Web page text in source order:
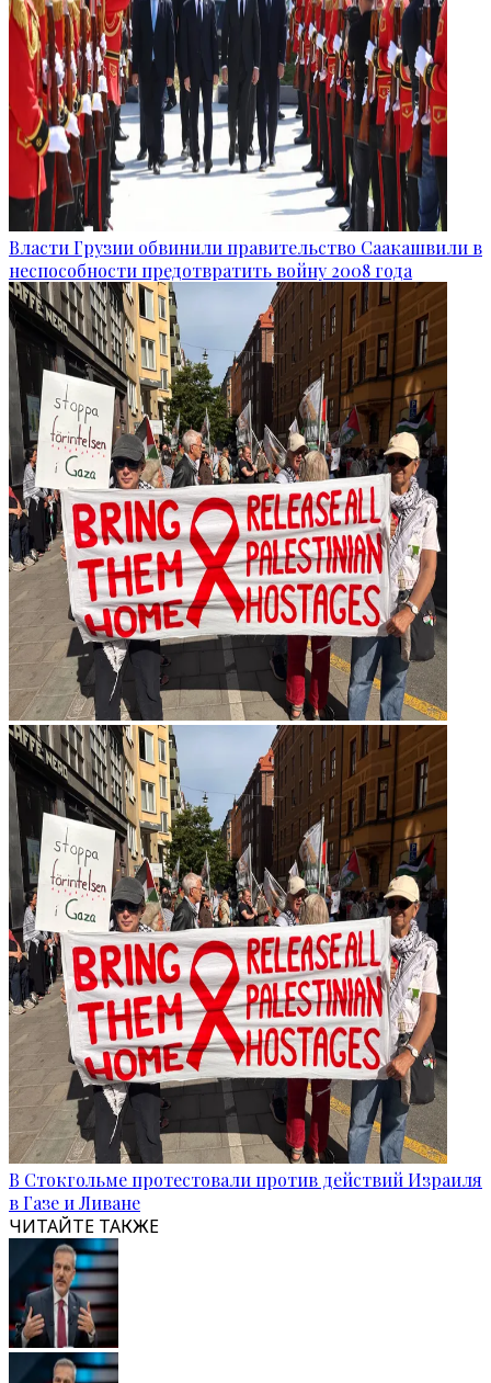
Власти Грузии обвинили правительство Саакашвили в
неспособности предотвратить войну 2008 года
В Стокгольме протестовали против действий Израиля
в Газе и Ливане
ЧИТАЙТЕ ТАКЖЕ